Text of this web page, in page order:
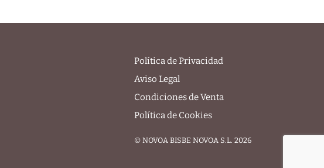
Política de Privacidad
Aviso Legal
Condiciones de Venta
Política de Cookies
© NOVOA BISBE NOVOA S.L. 2026